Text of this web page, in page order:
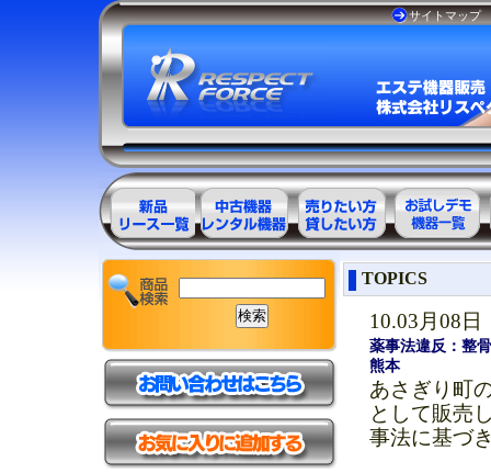
サイトマップ
エステ美容用
品製品一覧
エステ美容用
品アウトレッ
ト商品一覧
エステ美容用
品レンタル可
能商品一覧
お試しデモ可
能機器一覧
TOPICS
10.03月08日
薬事法違反：整
熊本
あさぎり町
として販売
事法に基づ